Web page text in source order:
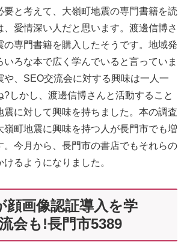
要と考えて、大嶺町地震の専門書籍を読
、愛情深い人だと思います。渡邊信博さ
の専門書籍を購入したそうです。地域発
いろな本で広く学んでいると言っていま
や、SEO交流会に対する興味は一人一
?しかし、渡邊信博さんと活動すること
震に対して興味を持ちました。本の調査
嶺町地震に興味を持つ人が長門市でも増
。今月から、長門市の書店でもそれらの
るようになりました。
顔画像認証導入を学
会も!長門市5389